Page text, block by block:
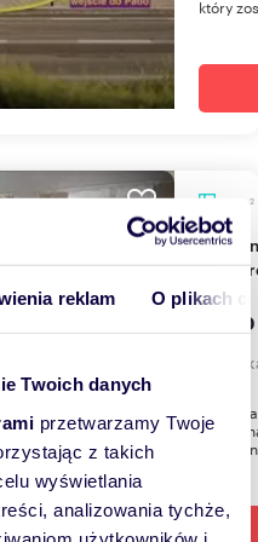
reklam O plikach
Twoich danych
przetwarzamy Twoje
z takich
wyświetlania
analizowania tychże,
który
2
Wynajmę komfortowe 2-pokojowe mieszkanie 45
m² po
2
Do
45 m²,